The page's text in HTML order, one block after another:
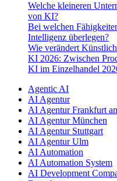
Welche kleineren
von KI?
Bei welchen
Intelligenz überlegen?
Wie verändert
KI 2026: Zwischen
KI im Einzelhandel
Agentic AI
AI Agentur
AI Agentur Frankfurt
AI Agentur München
AI Agentur Stuttgart
AI Agentur Ulm
AI Automation
AI Automation System
AI Development